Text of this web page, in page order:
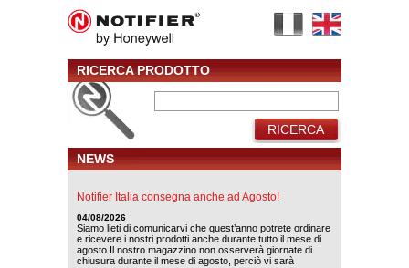
RICERCA PRODOTTO
RICERCA
NEWS
Notifier Italia consegna anche ad Agosto!
04/08/2026
Siamo lieti di comunicarvi che quest’anno potrete ordinare
e ricevere i nostri prodotti anche durante tutto il mese di
agosto.Il nostro magazzino non osserverà giornate di
chiusura durante il mese di agosto, perciò vi sarà